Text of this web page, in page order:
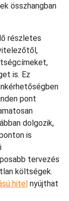
összhangban
részletes
is. Ez
pont
dolgozik,
is
tervezés
költségek.
hitel nyújthat